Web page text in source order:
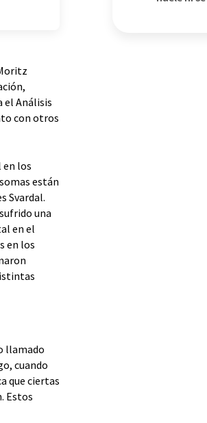
el Análisis
con otros
en los
están
Svardal.
una
en el
en los
llamado
cuando
que ciertas
Estos